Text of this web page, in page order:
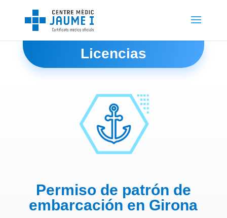
Licencias
Permiso de patrón de
embarcación en Girona